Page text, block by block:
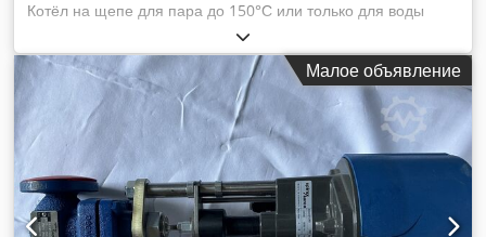
Котёл на щепе для пара до 150°С или только для воды
Chsdpjy Dfd Njfx Alwja с гидравлической подачей
максимальная тепловая мощность до 850 кВт подходит для
сухого материала
Малое объявление